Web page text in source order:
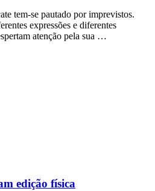
tem-se pautado por imprevistos.
expressões e diferentes
atenção pela sua …
edição física